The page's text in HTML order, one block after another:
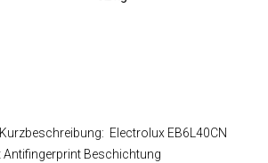
Kurzbeschreibung: Electrolux EB6L40CN
Beschichtung